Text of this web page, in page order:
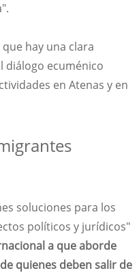
hay una clara
diálogo ecuménico
en Atenas y en
soluciones para los
políticos y jurídicos"
a que aborde
quienes deben salir de